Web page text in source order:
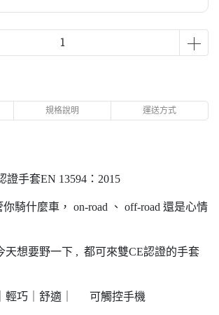
規格說明 運送方式
證手套EN 13594：2015
騎什麼車， on-road 、 off-road 還是心情
天想要野一下 , 都可來雙CE認證的手套
輕巧｜舒適｜ 可觸控手機